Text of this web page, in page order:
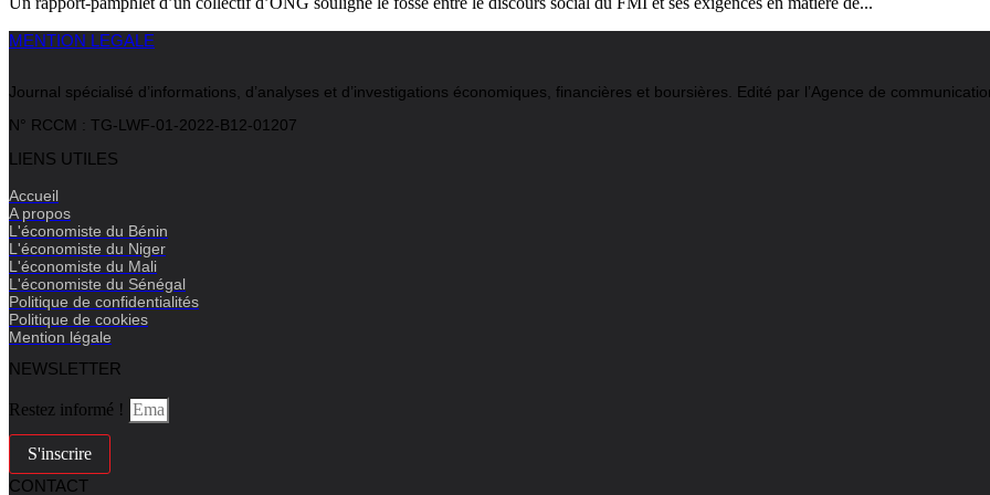
MENTION LEGALE
Journal spécialisé d’informations, d’analyses et d’investigations économiques, financières et boursières. Edité par l’Agence de
N° RCCM : TG-LWF-01-2022-B12-01207
LIENS UTILES
Accueil
A propos
L'économiste du Bénin
L'économiste du Niger
L'économiste du Mali
L'économiste du Sénégal
Politique de confidentialités
Politique de cookies
Mention légale
NEWSLETTER
Restez informé !
S'inscrire
CONTACT